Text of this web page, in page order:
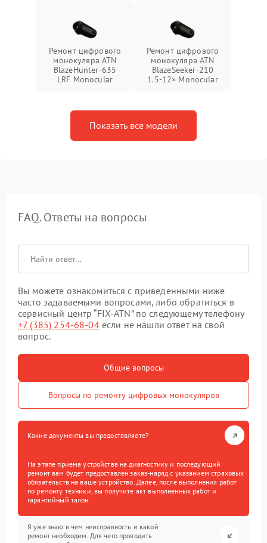
Ремонт цифрового
монокуляра ATN
BlazeHunter‑635
LRF Monocular
Ремонт цифрового
монокуляра ATN
BlazeSeeker‑210
1.5‑12× Monocular
Показать все модели
FAQ. Ответы на вопросы
Вы можете ознакомиться с приведенными ниже
часто задаваемыми вопросами, либо обратиться в
сервисный центр “FIX-ATN” по следующему телефону
+7 (385) 254-68-04если не нашли ответ на свой
вопрос.
Общие вопросы
Вопросы по ремонту цифровых монокуляров
Какие документы вы предоставляете?
На этапе приема устройства на диагностику и последующий
ремонт вам будет предоставлен заказ-наряд с указанием страховых
обязательств на ваше устройство. Далее, после выполнения работ
по ремонту техники, вы получите акт выполненных работ и
гарантийный талон.
Я уже знаю в чем неисправность и какой
ремонт необходим. Для чего проводить